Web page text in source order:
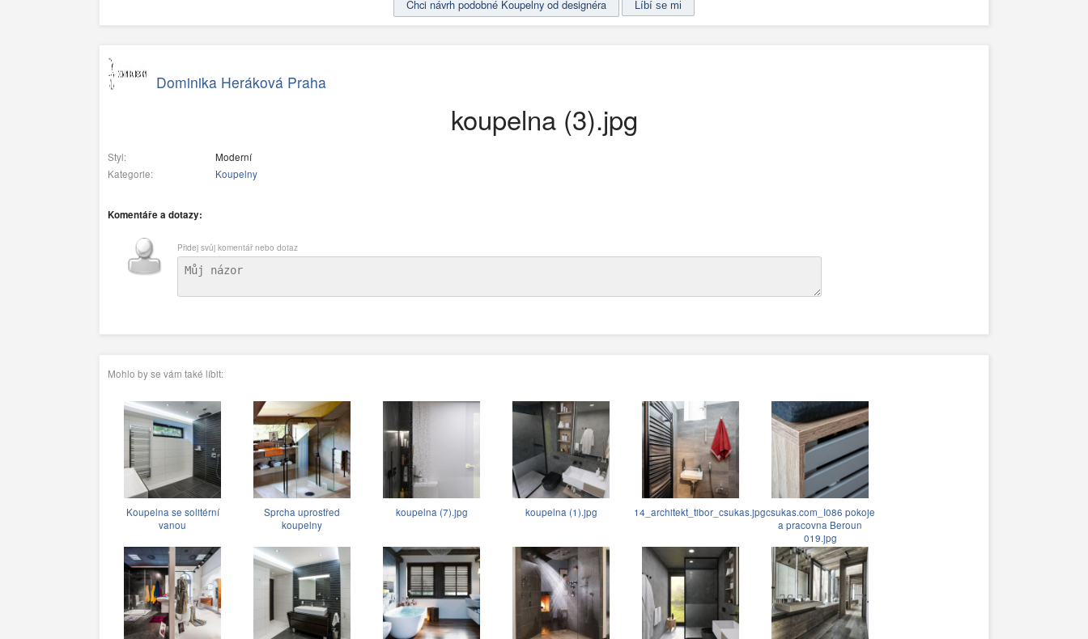
Chci návrh podobné Koupelny od designéra
Dominika Heráková Praha
koupelna (3).jpg
Styl:
Moderní
Kategorie:
Koupelny
Komentáře a dotazy:
Přidej svůj komentář nebo dotaz
Mohlo by se vám také líbit:
Koupelna se solitérní
vanou
Sprcha uprostřed
koupelny
koupelna (7).jpg koupelna (1).jpg 14_architekt_tibor_csukas.jpgcsukas.com_I086 pokoje
a pracovna Beroun
019.jpg